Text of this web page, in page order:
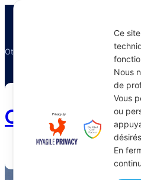
Otectours, le spécialiste du voyage
Otectours.com
Ce
Nous
de
Vous
ou
En